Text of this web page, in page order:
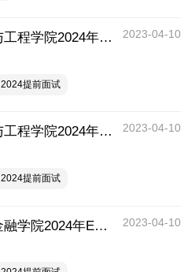
上海交通大学电子信息与工程学院2024年MEM提前面试信息 2023-04-10
2024提前面试
上海交通大学材料科学与工程学院2024年MEM提前面试信息 2023-04-10
2024提前面试
上海交通大学上海高级金融学院2024年EMBA提前面试信息 2023-04-10